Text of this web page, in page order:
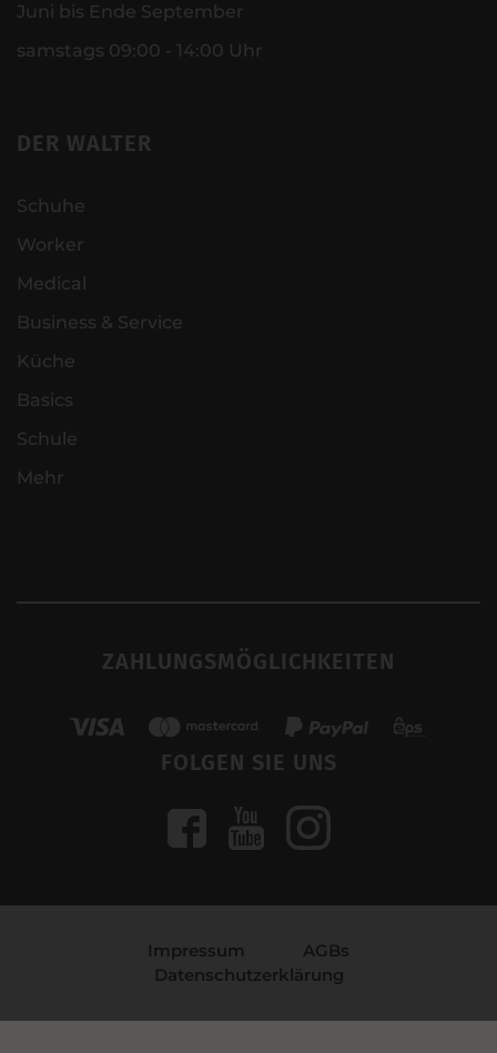
Juni bis Ende September
samstags 09:00 - 14:00 Uhr
DER WALTER
Schuhe
Worker
Medical
Business & Service
Küche
Basics
Schule
Mehr
ZAHLUNGSMÖGLICHKEITEN
FOLGEN SIE UNS
Impressum
AGBs
Datenschutzerklärung